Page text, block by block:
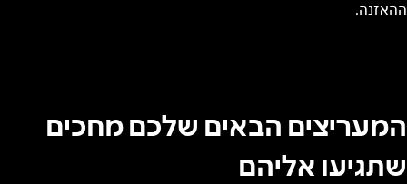
ההאזנה.
המעריצים הבאים שלכם מחכים
שתגיעו אליהם